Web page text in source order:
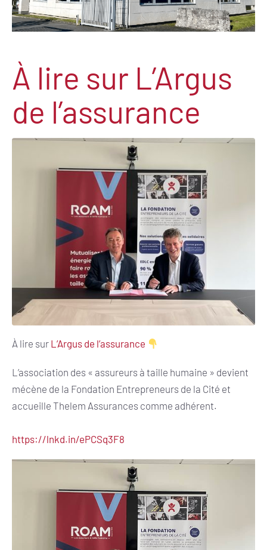
À lire sur L’Argus
de l’assurance
À lire sur L’Argus de l’assurance
L’association des « assureurs à taille humaine » devient
mécène de la Fondation Entrepreneurs de la Cité et
accueille Thelem Assurances comme adhérent.
https://lnkd.in/ePCSq3F8